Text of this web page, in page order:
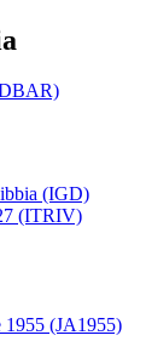
(IGD)
(ITRIV)
1955 (JA1955)